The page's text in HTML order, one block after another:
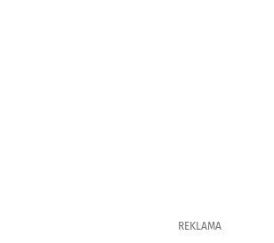
REKLAMA